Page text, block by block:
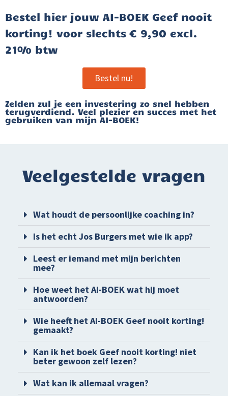
Bestel hier jouw AI-BOEK Geef nooit
korting! voor slechts € 9,90 excl.
21% btw
Bestel nu!
Zelden zul je een investering zo snel hebben
terugverdiend. Veel plezier en succes met het
gebruiken van mijn AI-BOEK!
Veelgestelde vragen
Wat houdt de persoonlijke coaching in?
Is het echt Jos Burgers met wie ik app?
Leest er iemand met mijn berichten
mee?
Hoe weet het AI-BOEK wat hij moet
antwoorden?
Wie heeft het AI-BOEK Geef nooit korting!
gemaakt?
Kan ik het boek Geef nooit korting! niet
beter gewoon zelf lezen?
Wat kan ik allemaal vragen?